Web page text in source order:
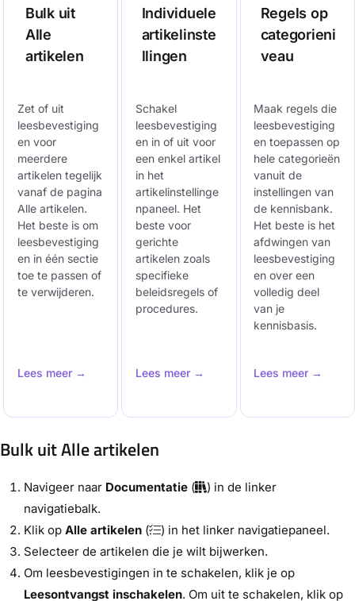
Bulk uit
Alle
artikelen
Zet of uit
leesbevestiging
en voor
meerdere
artikelen tegelijk
vanaf de pagina
Alle artikelen.
Het beste is om
leesbevestiging
en in één sectie
toe te passen of
te verwijderen.
Lees meer →
Individuele
artikelinste
llingen
Schakel
leesbevestiging
en in of uit voor
een enkel artikel
in het
artikelinstellinge
npaneel. Het
beste voor
gerichte
artikelen zoals
specifieke
beleidsregels of
procedures.
Lees meer →
Regels op
categorieni
veau
Maak regels die
leesbevestiging
en toepassen op
hele categorieën
vanuit de
instellingen van
de kennisbank.
Het beste is het
afdwingen van
leesbevestiging
en over een
volledig deel
van je
kennisbasis.
Lees meer →
Bulk uit Alle artikelen
Navigeer naar Documentatie (
) in de linker
navigatiebalk.
Klik op Alle artikelen (
) in het linker navigatiepaneel.
Selecteer de artikelen die je wilt bijwerken.
Om leesbevestigingen in te schakelen, klik je op
Leesontvangst inschakelen. Om uit te schakelen, klik op